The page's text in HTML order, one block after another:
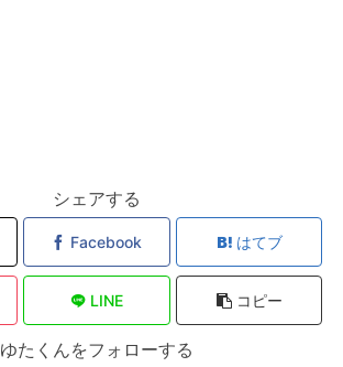
シェアする
Facebook はてブ
LINE コピー
ゆたくんをフォローする